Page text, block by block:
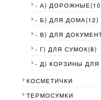
- А)
- Б) ДЛЯ ДОМА(12)
- В) ДЛЯ
- Г) ДЛЯ СУМОК(8)
- Д) КОРЗИНЫ ДЛЯ
КОСМЕТИЧКИ
ТЕРМОСУМКИ